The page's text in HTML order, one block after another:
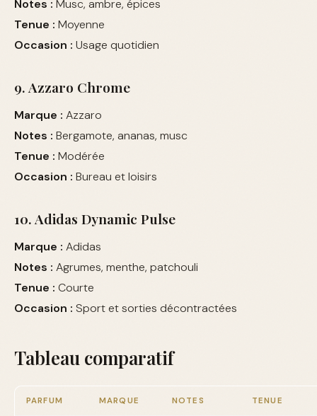
Notes : Musc, ambre, épices
Tenue : Moyenne
Occasion : Usage quotidien
9. Azzaro Chrome
Marque : Azzaro
Notes : Bergamote, ananas, musc
Tenue : Modérée
Occasion : Bureau et loisirs
10. Adidas Dynamic Pulse
Marque : Adidas
Notes : Agrumes, menthe, patchouli
Tenue : Courte
Occasion : Sport et sorties décontractées
Tableau comparatif
PARFUM MARQUE NOTES TENUE